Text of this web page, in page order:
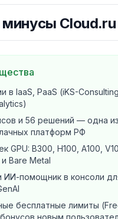
Персональный ИИ-
бесплатно — с
период переноса данных.
Cloud.ru
(IaaS)
— виртуальные машины
и посекундной
Metal — выделенные
Apps — контейнерные
инфраструктурой
в калькуляторе или с ИИ-
Cloud.ru
в IaaS, PaaS (iKS-
и 56 решений — одна
платформ РФ
GPU: B300, H100, A100,
Bare Metal
ИИ-помощник в консоли
бесплатные лимиты
новым